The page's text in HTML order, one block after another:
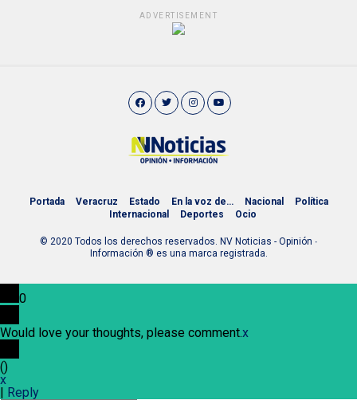
ADVERTISEMENT
Portada Veracruz Estado En la voz de… Nacional
Política
Internacional
Deportes Ocio
© 2020 Todos los derechos reservados. NV Noticias - Opinión ∙
Información ® es una marca registrada.
0
Would love your thoughts, please comment.x
()
x
Reply